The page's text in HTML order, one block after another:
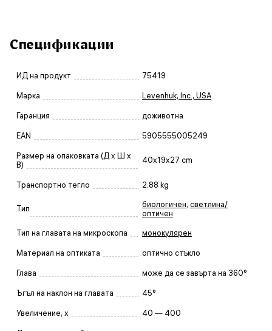
Спецификации
ИД на продукт 75419
Марка Levenhuk, Inc., USA
Гаранция доживотна
EAN 5905555005249
Размер на опаковката (Д x Ш x
В)
40x19x27 cm
Транспортно тегло 2.88 kg
Тип биологичен, светлина/
оптичен
Тип на главата на микроскопа монокулярен
Материал на оптиката оптично стъкло
Глава може да се завърта на 360°
Ъгъл на наклон на главата 45°
Увеличение, x 40 — 400